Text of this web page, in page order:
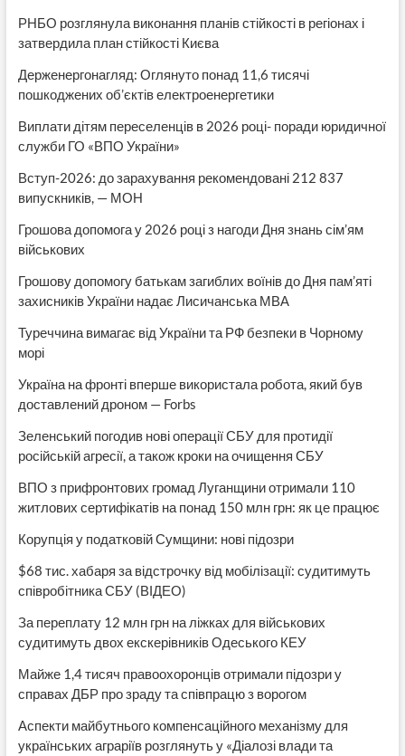
РНБО розглянула виконання планів стійкості в регіонах і
затвердила план стійкості Києва
Держенергонагляд: Оглянуто понад 11,6 тисячі
пошкоджених об’єктів електроенергетики
Виплати дітям переселенців в 2026 році- поради юридичної
служби ГО «ВПО України»
Вступ-2026: до зарахування рекомендовані 212 837
випускників, — МОН
Грошова допомога у 2026 році з нагоди Дня знань сім’ям
військових
Грошову допомогу батькам загиблих воїнів до Дня пам’яті
захисників України надає Лисичанська МВА
Туреччина вимагає від України та РФ безпеки в Чорному
морі
Україна на фронті вперше використала робота, який був
доставлений дроном — Forbs
Зеленський погодив нові операції СБУ для протидії
російській агресії, а також кроки на очищення СБУ
ВПО з прифронтових громад Луганщини отримали 110
житлових сертифікатів на понад 150 млн грн: як це працює
Корупція у податковій Сумщини: нові підозри
$68 тис. хабаря за відстрочку від мобілізації: судитимуть
співробітника СБУ (ВІДЕО)
За переплату 12 млн грн на ліжках для військових
судитимуть двох екскерівників Одеського КЕУ
Майже 1,4 тисяч правоохоронців отримали підозри у
справах ДБР про зраду та співпрацю з ворогом
Аспекти майбутнього компенсаційного механізму для
українських аграріїв розглянуть у «Діалозі влади та